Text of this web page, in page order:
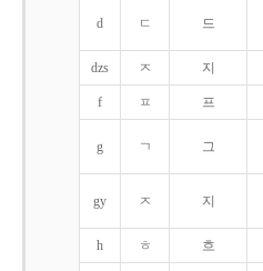
d ㄷ 드
dzs ㅈ 지
f ㅍ 프
g ㄱ 그
gy ㅈ 지
h ㅎ 흐